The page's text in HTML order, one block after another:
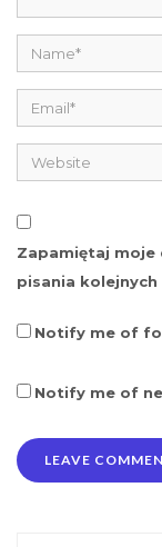
Zapamiętaj moje
pisania
Notify me of
Notify me of